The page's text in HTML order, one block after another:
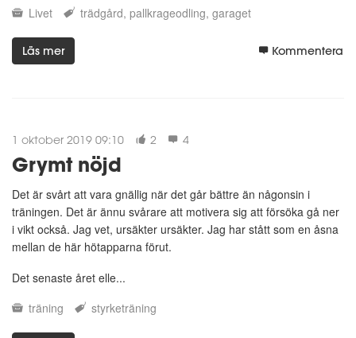
Livet
trädgård pallkrageodling garaget
Läs mer Kommentera
1 oktober 2019 09:10 2 4
Grymt nöjd
Det är svårt att vara gnällig när det går bättre än någonsin i
träningen. Det är ännu svårare att motivera sig att försöka gå ner
i vikt också. Jag vet, ursäkter ursäkter. Jag har stått som en åsna
mellan de här hötapparna förut.
Det senaste året elle...
träning
styrketräning